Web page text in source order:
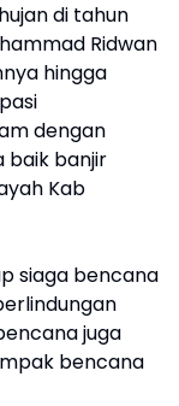
di tahun
Ridwan
hingga
dengan
baik banjir
Kab
siaga bencana
juga
bencana